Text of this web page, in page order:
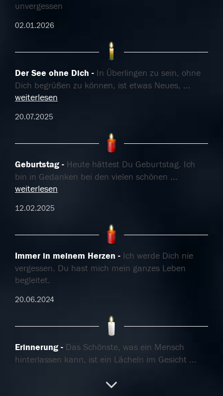
unvergessen
02.01.2026
Der See ohne Dich
In Überlingen zu sein, ohne
Dich begrüßen zu können, ist etwas Neues, ...
weiterlesen
20.07.2025
Geburtstag
Heute hättest Du Geburtstag. Ich
bin in Gedanken bei den vielen schönen ...
weiterlesen
12.02.2025
Immer in meinem Herzen
Ich werde Dich nie
vergessen. Du hast mich mein ganzes Leben
begleitet.
20.06.2024
Erinnerung
Das Schönste, was ein Mensch
hinterlassen kann, ist ein Lächeln im Gesicht ...